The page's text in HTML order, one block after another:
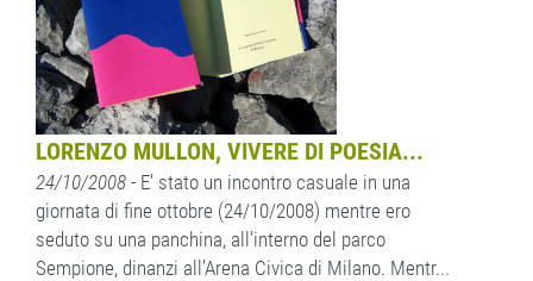
LORENZO MULLON, VIVERE DI POESIA...
24/10/2008 - E’ stato un incontro casuale in una
giornata di fine ottobre (24/10/2008) mentre ero
seduto su una panchina, all’interno del parco
Sempione, dinanzi all’Arena Civica di Milano. Mentr...